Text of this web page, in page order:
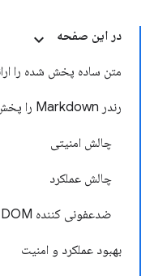
در این صفحه
متن ساده پخش شده را
رندر Markdown را پخش کرد
چالش امنیتی
چالش عملکرد
ضدعفونی کننده DOM و تجزیه کننده جریان Markdown
بهبود عملکرد و امنیت